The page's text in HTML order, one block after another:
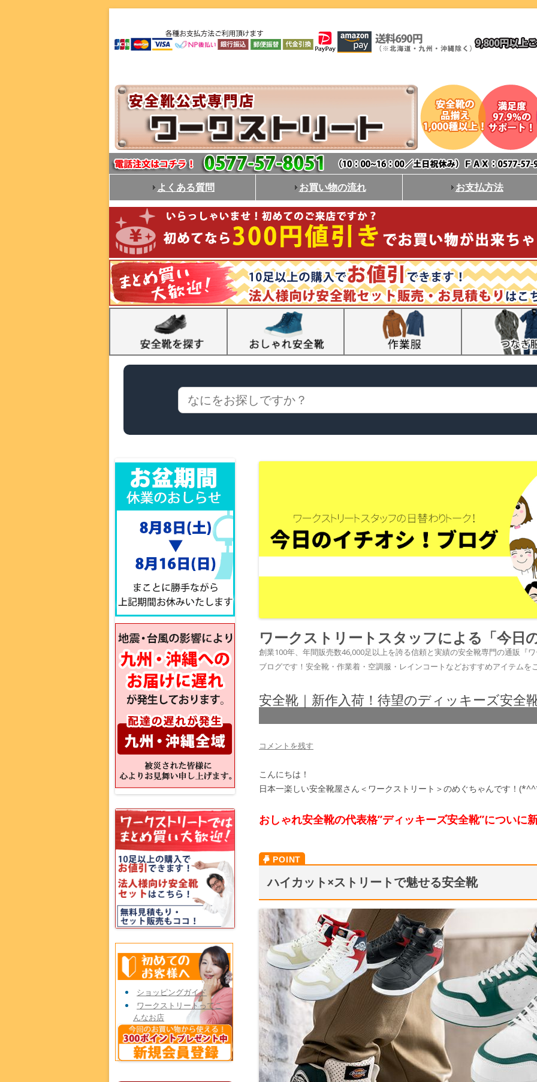
よくある質問 お買い物の流れ お支払方法
ワークストリートスタッフによる「今日
創業100年、年間販売数46,000足以上を誇る信頼と実績の安全靴専門の通販『
ブログです！安全靴・作業着・空調服・レインコートなどおすすめアイテムを
安全靴｜新作入荷！待望のディッキーズ安全
コメントを残す
こんにちは！
日本一楽しい安全靴屋さん＜ワークストリート＞のめぐちゃんです！
おしゃれ安全靴の代表格”ディッキーズ安全靴”についに
ハイカット×ストリートで魅せる安全靴
ショッピングガイド
ワークストリートってこ
んなお店